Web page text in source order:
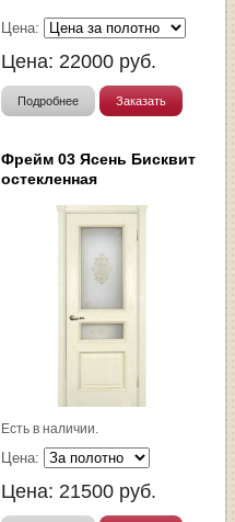
Цена:
Цена: 22000 руб.
Подробнее Заказать
Фрейм 03 Ясень Бисквит
остекленная
Есть в наличии.
Цена:
Цена: 21500 руб.